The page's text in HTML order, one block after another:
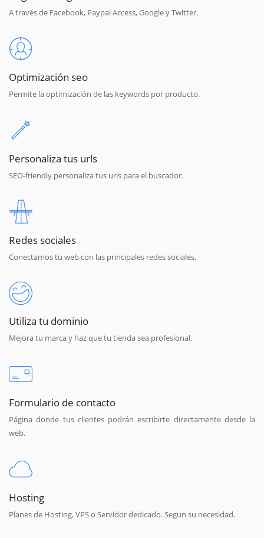
A través de Facebook, Paypal Access, Google y Twitter.
Optimización seo
Permite la optimización de las keywords por producto.
Personaliza tus urls
SEO-friendly personaliza tus urls para el buscador.
Redes sociales
Conectamos tu web con las principales redes sociales.
Utiliza tu dominio
Mejora tu marca y haz que tu tienda sea profesional.
Formulario de contacto
Página donde tus clientes podrán escribirte directamente desde la
web.
Hosting
Planes de Hosting, VPS o Servidor dedicado. Segun su necesidad.